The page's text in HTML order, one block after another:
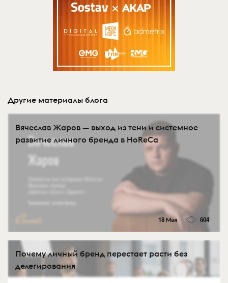
Другие материалы блога
Вячеслав Жаров — выход из тени и системное
развитие личного бренда в HoReCa
18 Мая 604
Почему личный бренд перестает расти без
делегирования